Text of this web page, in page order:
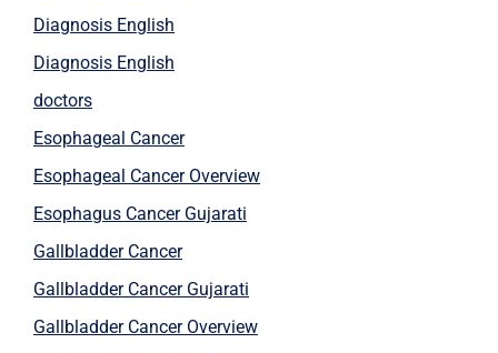
Diagnosis English
Diagnosis English
doctors
Esophageal Cancer
Esophageal Cancer Overview
Esophagus Cancer Gujarati
Gallbladder Cancer
Gallbladder Cancer Gujarati
Gallbladder Cancer Overview